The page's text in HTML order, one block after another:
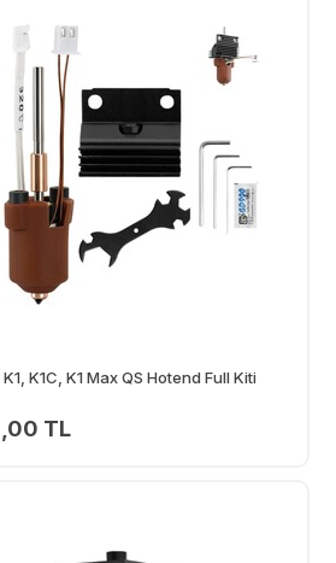
K1C, K1 Max QS Hotend Full Kiti
TL